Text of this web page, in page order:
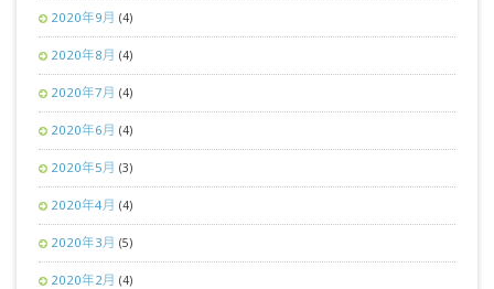
2020年9月 (4)
2020年8月 (4)
2020年7月 (4)
2020年6月 (4)
2020年5月 (3)
2020年4月 (4)
2020年3月 (5)
2020年2月 (4)